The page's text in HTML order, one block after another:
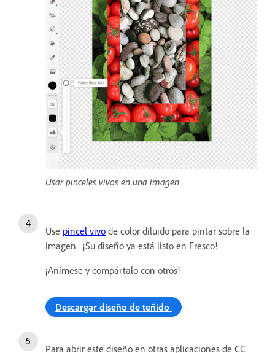
Usar pinceles vivos en una imagen
Use pincel vivo de color diluido para pintar sobre la
imagen. ¡Su diseño ya está listo en Fresco!
¡Anímese y compártalo con otros!
Descargar diseño de teñido
Para abrir este diseño en otras aplicaciones de CC